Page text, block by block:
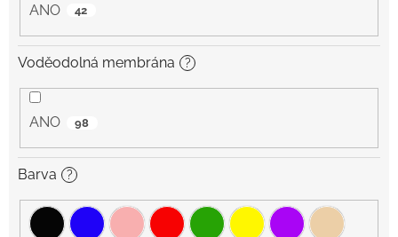
ANO 42
Voděodolná membrána ?
ANO 98
Barva ?